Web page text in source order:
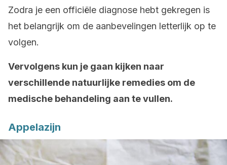
Zodra je een officiële diagnose hebt gekregen is
het belangrijk om de aanbevelingen letterlijk op te
volgen.
Vervolgens kun je gaan kijken naar
verschillende natuurlijke remedies om de
medische behandeling aan te vullen.
Appelazijn